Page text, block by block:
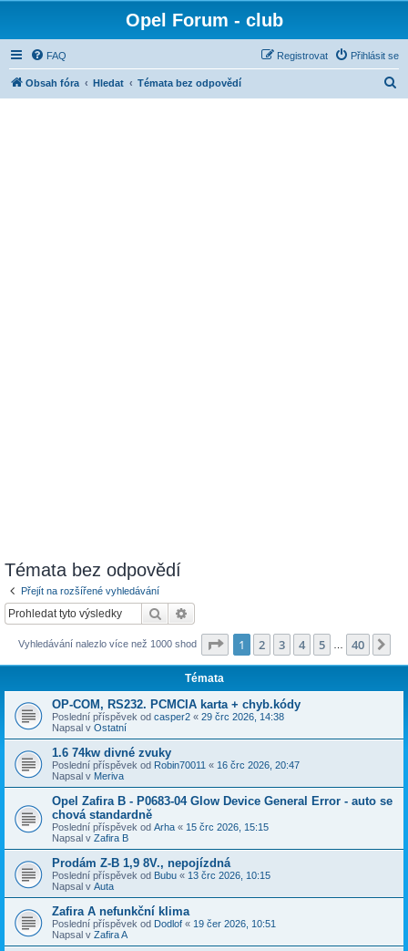
Opel Forum - club
FAQ Přihlásit se
Registrovat
Obsah fóra Hledat Témata bez odpovědí
Témata bez odpovědí
Přejít na rozšířené vyhledávání
Hledat
Vyhledávání nalezlo více než 1000 shod Stránka z 40
1 2 3 4 5 40
Témata
OP-COM, RS232. PCMCIA karta + chyb.kódy
Poslední příspěvek od casper2 « 29 črc 2026, 14:38
Napsal v Ostatní
1.6 74kw divné zvuky
Poslední příspěvek od Robin70011 « 16 črc 2026, 20:47
Napsal v Meriva
Opel Zafira B - P0683-04 Glow Device General Error - auto se
chová standardně
Poslední příspěvek od Arha « 15 črc 2026, 15:15
Napsal v Zafira B
Prodám Z-B 1,9 8V., nepojízdná
Poslední příspěvek od Bubu « 13 črc 2026, 10:15
Napsal v Auta
Zafira A nefunkční klima
Poslední příspěvek od Dodlof « 19 čer 2026, 10:51
Napsal v Zafira A